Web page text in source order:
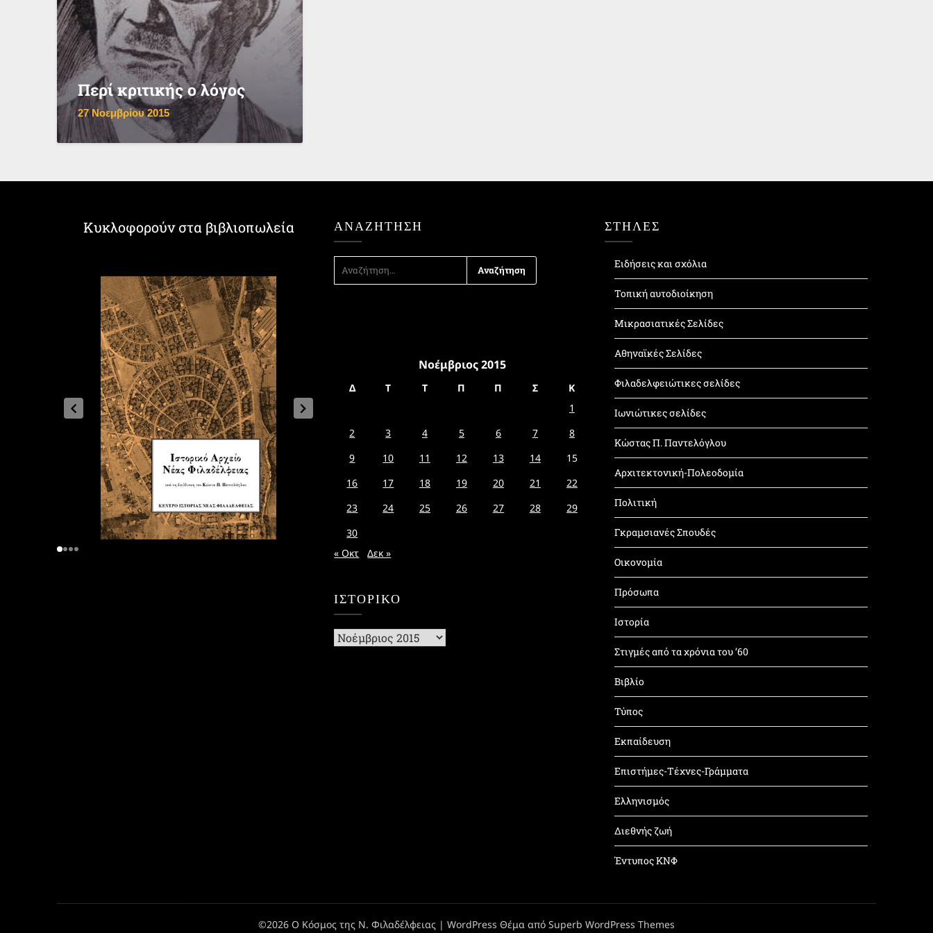
Περί κριτικής ο λόγος
27 Νοεμβρίου 2015
Κυκλοφορούν στα βιβλιοπωλεία ΑΝΑΖΉΤΗΣΗ
ΓΙΑ:
Νοέμβριος 2015
Δ Τ Τ Π Π Σ
Κ
1
2
3 4 5 6 7
8
9
10 11 12 13 14
15
16
17 18 19 20 21
22
23
24 25 26 27 28
29
30
« Οκτ
Δεκ »
ΙΣΤΟΡΙΚΌ
Ιστορικό
ΣΤΗΛΕΣ
Ειδήσεις και σχόλια
Τοπική αυτοδιοίκηση
Μικρασιατικές Σελίδες
Αθηναϊκές Σελίδες
Φιλαδελφειώτικες σελίδες
Ιωνιώτικες σελίδες
Κώστας Π. Παντελόγλου
Αρχιτεκτονική-Πολεοδομία
Πολιτική
Γκραμσιανές Σπουδές
Οικονομία
Πρόσωπα
Ιστορία
Στιγμές από τα χρόνια του ’60
Βιβλίο
Τύπος
Εκπαίδευση
Επιστήμες-Τέχνες-Γράμματα
Ελληνισμός
Διεθνής ζωή
Έντυπος ΚΝΦ
©2026 Ο Κόσμος της Ν. Φιλαδέλφειας | WordPress Θέμα από Superb WordPress Themes